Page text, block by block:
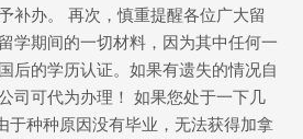
补办。 再次，慎重提醒各位广大留
学期间的一切材料，因为其中任何一
后的学历认证。如果有遗失的情况自
司可代为办理！ 如果您处于一下几
于种种原因没有毕业，无法获得加拿